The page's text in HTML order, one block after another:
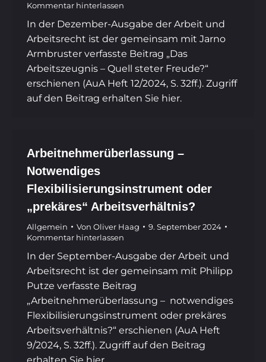
Kommentar hinterlassen
In der Dezember-Ausgabe der Arbeit und
Arbeitsrecht ist der gemeinsam mit Jarno
Armbruster verfasste Beitrag „Das
Arbeitszeugnis – Quell steter Freude?“
erschienen (AuA Heft 12/2024, S. 32ff.). Zugriff
auf den Beitrag erhalten Sie hier.
Arbeitnehmerüberlassung –
Notwendiges
Flexibilisierungsinstrument oder
„prekäres“ Arbeitsverhältnis?
Allgemein Von Oliver Haag
9. September 2024
Kommentar hinterlassen
In der September-Ausgabe der Arbeit und
Arbeitsrecht ist der gemeinsam mit Philipp
Putze verfasste Beitrag
„Arbeitnehmerüberlassung – notwendiges
Flexibilisierungsinstrument oder prekäres
Arbeitsverhältnis?“ erschienen (AuA Heft
9/2024, S. 32ff.). Zugriff auf den Beitrag